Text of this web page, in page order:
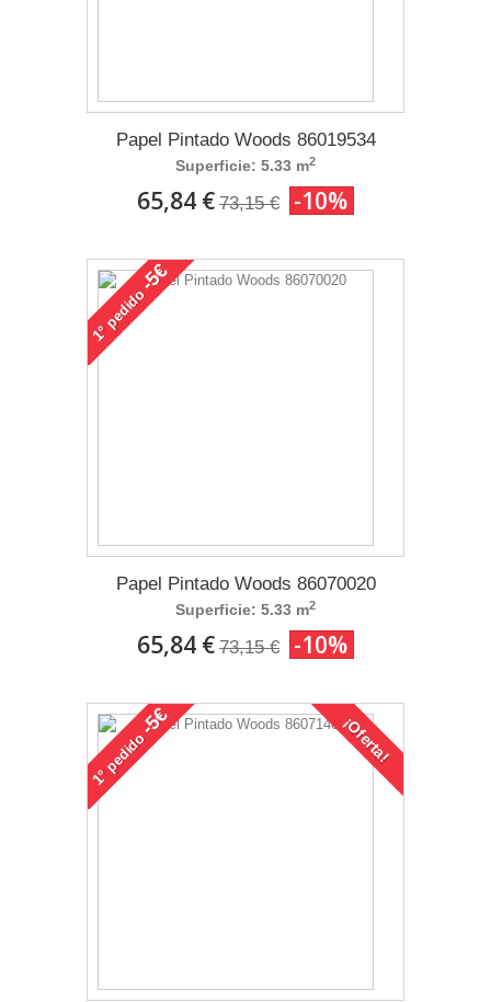
Papel Pintado Woods 86019534
Superficie: 5.33 m2
65,84 € 73,15 € -10%
1°
pedido
-5€
Papel Pintado Woods 86070020
Superficie: 5.33 m2
65,84 € 73,15 € -10%
1°
pedido
-5€ ¡Oferta!